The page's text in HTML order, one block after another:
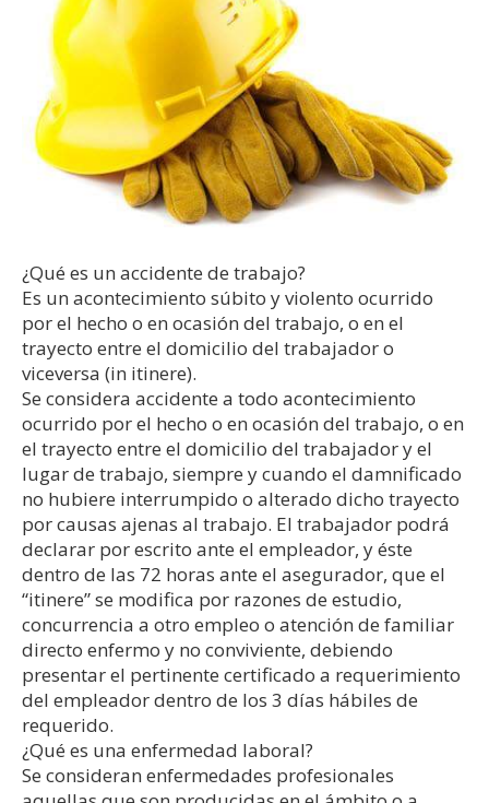
¿Qué es un accidente de trabajo?
Es un acontecimiento súbito y violento ocurrido
por el hecho o en ocasión del trabajo, o en el
trayecto entre el domicilio del trabajador o
viceversa (in itinere).
Se considera accidente a todo acontecimiento
ocurrido por el hecho o en ocasión del trabajo, o en
el trayecto entre el domicilio del trabajador y el
lugar de trabajo, siempre y cuando el damnificado
no hubiere interrumpido o alterado dicho trayecto
por causas ajenas al trabajo. El trabajador podrá
declarar por escrito ante el empleador, y éste
dentro de las 72 horas ante el asegurador, que el
“itinere” se modifica por razones de estudio,
concurrencia a otro empleo o atención de familiar
directo enfermo y no conviviente, debiendo
presentar el pertinente certificado a requerimiento
del empleador dentro de los 3 días hábiles de
requerido.
¿Qué es una enfermedad laboral?
Se consideran enfermedades profesionales